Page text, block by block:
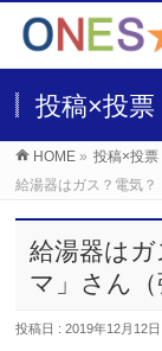
投稿×投
HOME » 投稿×投
給湯器はガス？電気？
給湯器は
マ」さん（
投稿日 : 2019年12月12日